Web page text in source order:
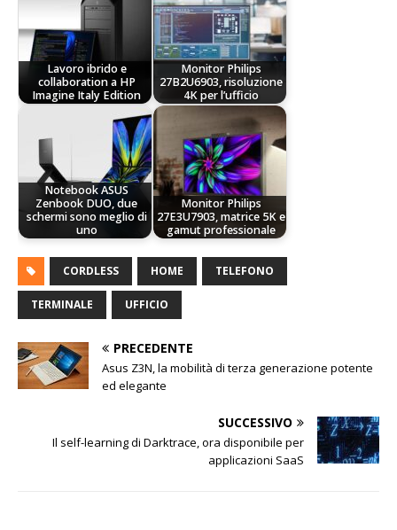
Lavoro ibrido e
collaboration a HP
Imagine Italy Edition
Monitor Philips
27B2U6903, risoluzione
4K per l’ufficio
Notebook ASUS
Zenbook DUO, due
schermi sono meglio di
uno
Monitor Philips
27E3U7903, matrice 5K e
gamut professionale
CORDLESS HOME TELEFONO
TERMINALE UFFICIO
PRECEDENTE
Asus Z3N, la mobilità di terza generazione potente
ed elegante
SUCCESSIVO
Il self-learning di Darktrace, ora disponibile per
applicazioni SaaS